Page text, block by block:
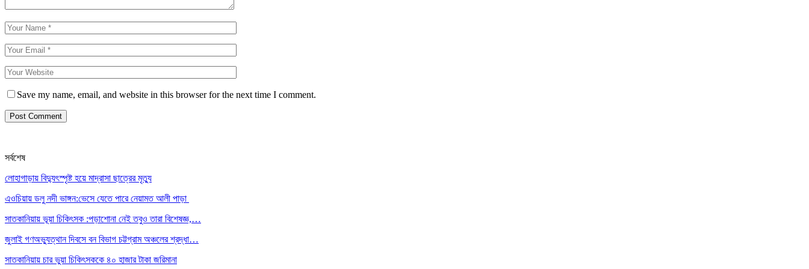
Save my name, email, and website in this browser for the next time I comment.
সর্বশেষ
লোহাগাড়ায় বিদ্যুৎস্পৃষ্ট হয়ে মাদ্রাসা ছাত্রের মৃত্যু
এওচিয়ায় ডলু নদী ভাঙ্গন:ভেসে যেতে পারে নেয়ামত আলী পাড়া
সাতকানিয়ায় ভূয়া চিকিৎসক :পড়াশোনা নেই তবুও তারা বিশেষজ্ঞ,…
জুলাই গণঅভ্যুত্থান দিবসে বন বিভাগ চট্টগ্রাম অঞ্চলের শ্রদ্ধা…
সাতকানিয়ায় চার ভুয়া চিকিৎসককে ৪০ হাজার টাকা জরিমানা